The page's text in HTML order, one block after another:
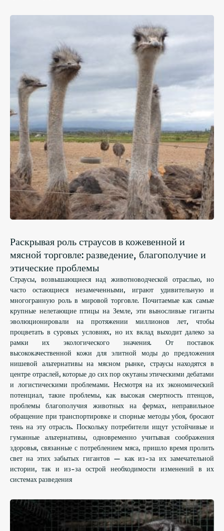
Раскрывая роль страусов в кожевенной и
мясной торговле: разведение, благополучие и
этические проблемы
Страусы, возвышающиеся над животноводческой отраслью, но
часто остающиеся незамеченными, играют удивительную и
многогранную роль в мировой торговле. Почитаемые как самые
крупные нелетающие птицы на Земле, эти выносливые гиганты
эволюционировали на протяжении миллионов лет, чтобы
процветать в суровых условиях, но их вклад выходит далеко за
рамки их экологического значения. От поставок
высококачественной кожи для элитной моды до предложения
нишевой альтернативы на мясном рынке, страусы находятся в
центре отраслей, которые до сих пор окутаны этическими дебатами
и логистическими проблемами. Несмотря на их экономический
потенциал, такие проблемы, как высокая смертность птенцов,
проблемы благополучия животных на фермах, неправильное
обращение при транспортировке и спорные методы убоя, бросают
тень на эту отрасль. Поскольку потребители ищут устойчивые и
гуманные альтернативы, одновременно учитывая соображения
здоровья, связанные с потреблением мяса, пришло время пролить
свет на этих забытых гигантов — как из-за их замечательной
истории, так и из-за острой необходимости изменений в их
системах разведения